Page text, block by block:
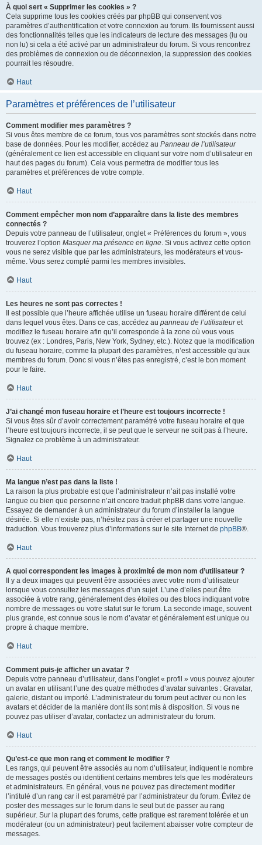
À quoi sert « Supprimer les cookies » ?
Cela supprime tous les cookies créés par phpBB qui conservent vos
paramètres d’authentification et votre connexion au forum. Ils fournissent aussi
des fonctionnalités telles que les indicateurs de lecture des messages (lu ou
non lu) si cela a été activé par un administrateur du forum. Si vous rencontrez
des problèmes de connexion ou de déconnexion, la suppression des cookies
pourrait les résoudre.
Haut
Paramètres et préférences de l’utilisateur
Comment modifier mes paramètres ?
Si vous êtes membre de ce forum, tous vos paramètres sont stockés dans notre
base de données. Pour les modifier, accédez au Panneau de l’utilisateur
(généralement ce lien est accessible en cliquant sur votre nom d’utilisateur en
haut des pages du forum). Cela vous permettra de modifier tous les
paramètres et préférences de votre compte.
Haut
Comment empêcher mon nom d’apparaître dans la liste des membres
connectés ?
Depuis votre panneau de l’utilisateur, onglet « Préférences du forum », vous
trouverez l’option Masquer ma présence en ligne. Si vous activez cette option
vous ne serez visible que par les administrateurs, les modérateurs et vous-
même. Vous serez compté parmi les membres invisibles.
Haut
Les heures ne sont pas correctes !
Il est possible que l’heure affichée utilise un fuseau horaire différent de celui
dans lequel vous êtes. Dans ce cas, accédez au panneau de l’utilisateuret
modifiez le fuseau horaire afin qu’il corresponde à la zone où vous vous
trouvez (ex : Londres, Paris, New York, Sydney, etc.). Notez que la modification
du fuseau horaire, comme la plupart des paramètres, n’est accessible qu’aux
membres du forum. Donc si vous n’êtes pas enregistré, c’est le bon moment
pour le faire.
Haut
J’ai changé mon fuseau horaire et l’heure est toujours incorrecte !
Si vous êtes sûr d’avoir correctement paramétré votre fuseau horaire et que
l’heure est toujours incorrecte, il se peut que le serveur ne soit pas à l’heure.
Signalez ce problème à un administrateur.
Haut
Ma langue n’est pas dans la liste !
La raison la plus probable est que l’administrateur n’ait pas installé votre
langue ou bien que personne n’ait encore traduit phpBB dans votre langue.
Essayez de demander à un administrateur du forum d’installer la langue
désirée. Si elle n’existe pas, n’hésitez pas à créer et partager une nouvelle
traduction. Vous trouverez plus d’informations sur le site Internet de phpBB®.
Haut
A quoi correspondent les images à proximité de mon nom d’utilisateur ?
Il y a deux images qui peuvent être associées avec votre nom d’utilisateur
lorsque vous consultez les messages d’un sujet. L’une d’elles peut être
associée à votre rang, généralement des étoiles ou des blocs indiquant votre
nombre de messages ou votre statut sur le forum. La seconde image, souvent
plus grande, est connue sous le nom d’avatar et généralement est unique ou
propre à chaque membre.
Haut
Comment puis-je afficher un avatar ?
Depuis votre panneau d’utilisateur, dans l’onglet « profil » vous pouvez ajouter
un avatar en utilisant l’une des quatre méthodes d’avatar suivantes : Gravatar,
galerie, distant ou importé. L’administrateur du forum peut activer ou non les
avatars et décider de la manière dont ils sont mis à disposition. Si vous ne
pouvez pas utiliser d’avatar, contactez un administrateur du forum.
Haut
Qu’est-ce que mon rang et comment le modifier ?
Les rangs, qui peuvent être associés au nom d’utilisateur, indiquent le nombre
de messages postés ou identifient certains membres tels que les modérateurs
et administrateurs. En général, vous ne pouvez pas directement modifier
l’intitulé d’un rang car il est paramétré par l’administrateur du forum. Évitez de
poster des messages sur le forum dans le seul but de passer au rang
supérieur. Sur la plupart des forums, cette pratique est rarement tolérée et un
modérateur (ou un administrateur) peut facilement abaisser votre compteur de
messages.